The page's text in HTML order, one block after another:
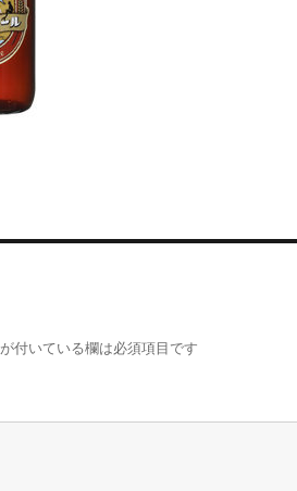
が付いている欄は必須項目です